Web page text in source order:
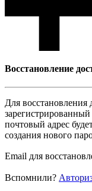
Восcтановление
Для восcтановления
почтовый адрес
создания нового
Email для
Вспомнили?